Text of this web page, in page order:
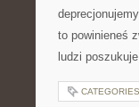
to powinieneś
ludzi